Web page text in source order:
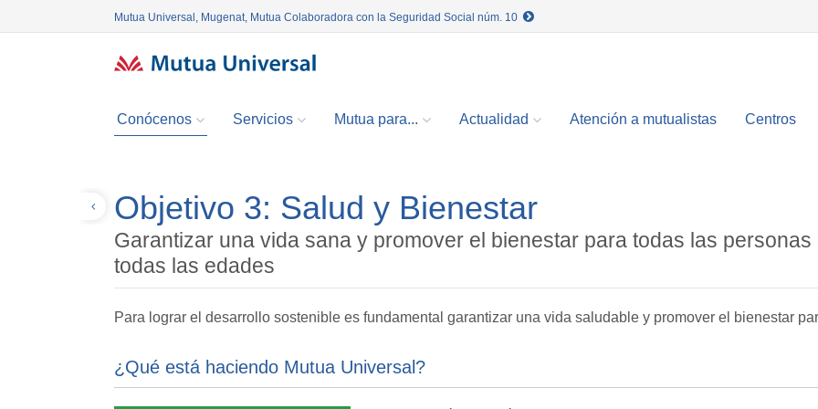
Mutua Universal, Mugenat, Mutua Colaboradora con la Seguridad Social núm. 10
Conócenos Servicios Mutua para... Actualidad Atención a mutualistas Centros
Objetivo 3: Salud y Bienestar
Garantizar una vida sana y promover el bienestar para todas las personas
todas las edades
Para lograr el desarrollo sostenible es fundamental garantizar una vida saludable y promover el bienestar
¿Qué está haciendo Mutua Universal?